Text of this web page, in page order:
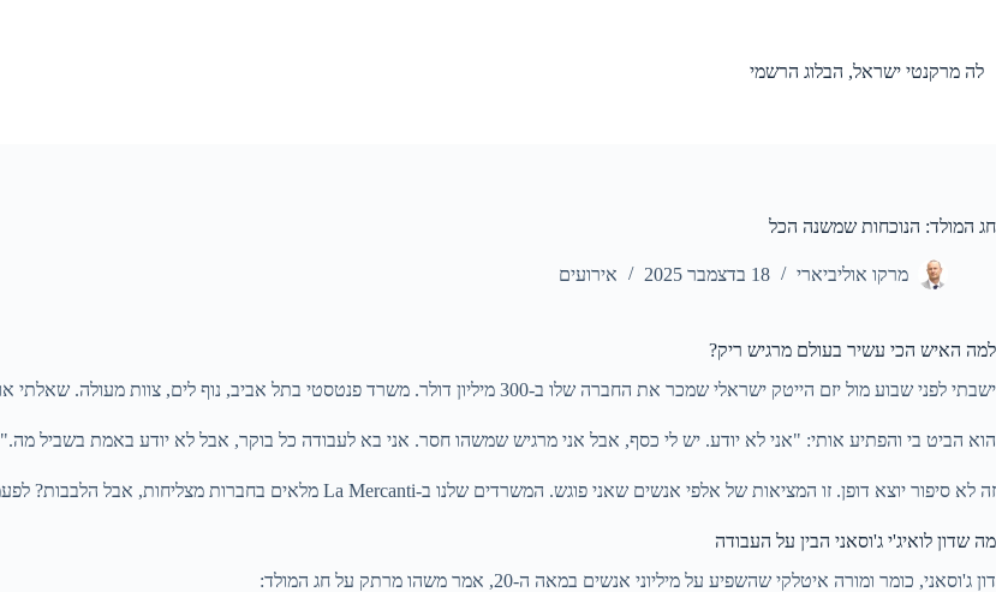
לה מרקנטי ישראל, הבלוג הרשמי
חג המולד: הנוכחות שמשנה הכל
מרקו אוליביארי 18 בדצמבר 2025 אירועים
למה האיש הכי עשיר בעולם מרגיש ריק?
ישבתי לפני שבוע מול יזם הייטק ישראלי שמכר את החברה שלו ב-300 מיליון דולר. משרד פנטסטי בתל אביב, נוף לים, צוות מעולה. שאלתי אותו: "מה הלאה?"
הוא הביט בי והפתיע אותי: "אני לא יודע. יש לי כסף, אבל אני מרגיש שמשהו חסר. אני בא לעבודה כל בוקר, אבל לא יודע באמת בשביל מה."
זה לא סיפור יוצא דופן. זו המציאות של אלפי אנשים שאני פוגש. המשרדים שלנו ב-La Mercanti מלאים בחברות מצליחות, אבל הלבבות? לפעמים ריקים.
מה שדון לואיג'י ג'וסאני הבין על העבודה
דון ג'וסאני, כומר ומורה איטלקי שהשפיע על מיליוני אנשים במאה ה-20, אמר משהו מרתק על חג המולד: